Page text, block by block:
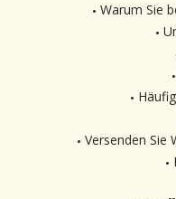
Warum Sie
Versenden Sie